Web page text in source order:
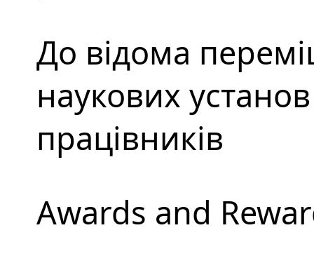
До відома
наукових
працівників
Awards and